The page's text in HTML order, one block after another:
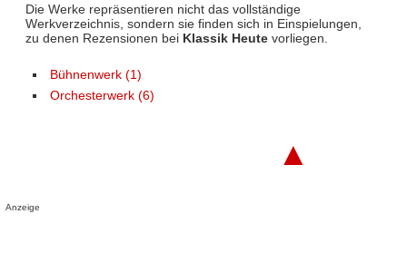
Die Werke repräsentieren nicht das vollständige
Werkverzeichnis, sondern sie finden sich in Einspielungen,
zu denen Rezensionen bei Klassik Heutevorliegen.
Bühnenwerk (1)
Orchesterwerk (6)
▲
Anzeige